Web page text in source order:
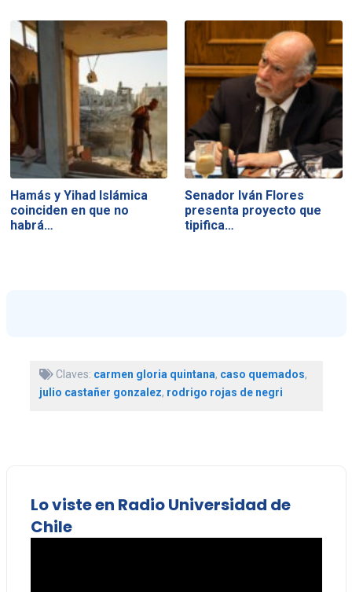
Hamás y Yihad Islámica
coinciden en que no
habrá…
Senador Iván Flores
presenta proyecto que
tipifica…
Claves: carmen gloria quintana, caso quemados,
julio castañer gonzalez, rodrigo rojas de negri
Lo viste en Radio Universidad de
Chile